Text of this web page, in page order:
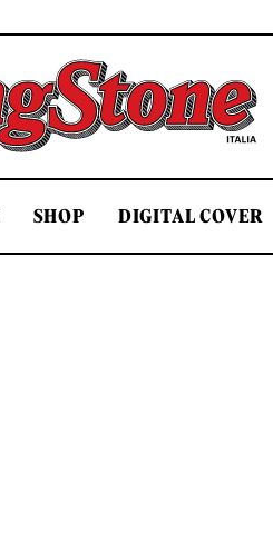
Rolling Stone Italia
SHOP DIGITAL COVER